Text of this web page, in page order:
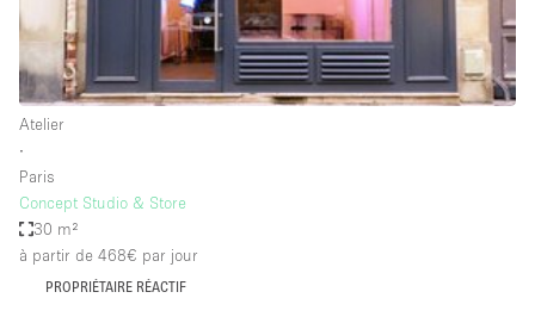
Type de l'espace
Atelier
Bateau
Atelier
∙
Paris
Concept Studio & Store
30 m²
à partir de 468€ par jour
PROPRIÉTAIRE RÉACTIF